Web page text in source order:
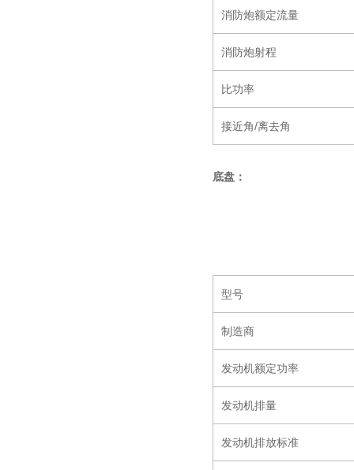
消防炮额定流量
消防炮射程
比功率
接近角/离去角
底盘：
型号
制造商
发动机额定功率
发动机排量
发动机排放标准